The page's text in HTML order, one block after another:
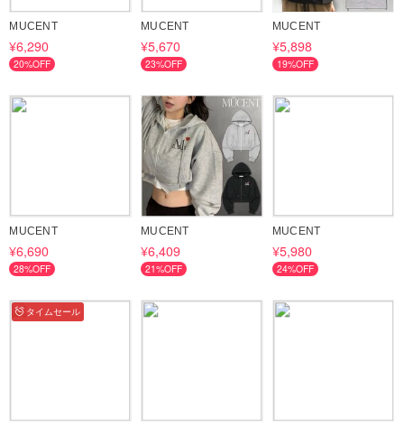
MUCENT
¥6,290
20%OFF
MUCENT
¥5,670
23%OFF
MUCENT
¥5,898
19%OFF
MUCENT
¥6,690
28%OFF
MUCENT
¥6,409
21%OFF
MUCENT
¥5,980
24%OFF
タイムセール